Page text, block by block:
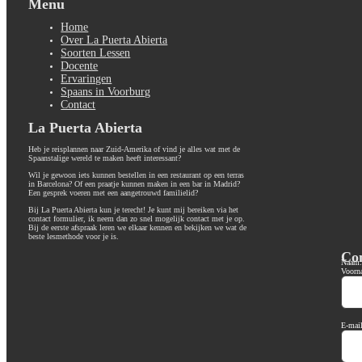
Menu
Home
Over La Puerta Abierta
Soorten Lessen
Docente
Ervaringen
Spaans in Voorburg
Contact
La Puerta Abierta
Heb je reisplannen naar Zuid-Amerika of vind je alles wat met de
Spaanstalige wereld te maken heeft interessant?
Wil je gewoon iets kunnen bestellen in een restaurant op een terras
in Barcelona? Of een praatje kunnen maken in een bar in Madrid?
Een gesprek voeren met een aangetrouwd familielid?
Bij La Puerta Abierta kun je terecht! Je kunt mij bereiken via het
contact formulier, ik neem dan zo snel mogelijk contact met je op.
Bij de eerste afspraak leren we elkaar kennen en bekijken we wat de
beste lesmethode voor je is.
Naam:
E-